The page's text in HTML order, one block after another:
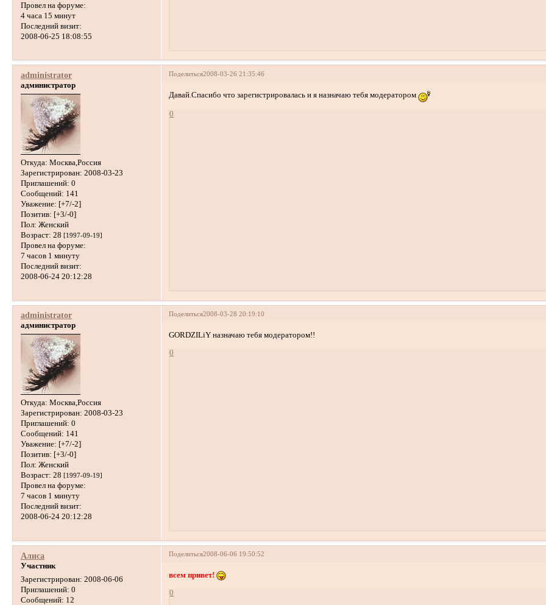
Провел на форуме:
4 часа 15 минут
Последний визит:
2008-06-25 18:08:55
Поделиться2008-03-26 21:35:46
administrator
администратор
Откуда: Москва,Россия
Зарегистрирован: 2008-03-23
Приглашений: 0
Сообщений: 141
Уважение: [+7/-2]
Позитив: [+3/-0]
Пол: Женский
Возраст: 28 [1997-09-19]
Провел на форуме:
7 часов 1 минуту
Последний визит:
2008-06-24 20:12:28
Давай.Спасибо что зарегистрировалась и я назначаю тебя модератором
0
Поделиться2008-03-28 20:19:10
administrator
администратор
Откуда: Москва,Россия
Зарегистрирован: 2008-03-23
Приглашений: 0
Сообщений: 141
Уважение: [+7/-2]
Позитив: [+3/-0]
Пол: Женский
Возраст: 28 [1997-09-19]
Провел на форуме:
7 часов 1 минуту
Последний визит:
2008-06-24 20:12:28
GORDZILiY назначаю тебя модератором!!
0
Поделиться2008-06-06 19:50:52
Алиса
Участник
Зарегистрирован: 2008-06-06
Приглашений: 0
Сообщений: 12
всем привет!
0